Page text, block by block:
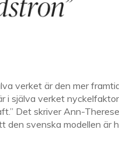
verket är den mer
i själva verket
Det skriver Ann-
den svenska modellen är